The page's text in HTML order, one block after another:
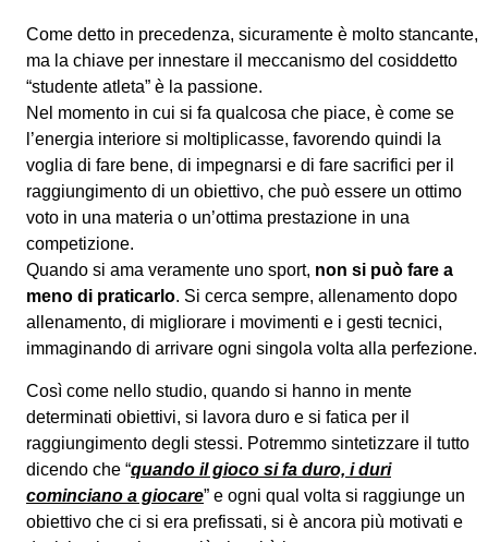
Come detto in precedenza, sicuramente è molto stancante,
ma la chiave per innestare il meccanismo del cosiddetto
“studente atleta” è la passione.
Nel momento in cui si fa qualcosa che piace, è come se
l’energia interiore si moltiplicasse, favorendo quindi la
voglia di fare bene, di impegnarsi e di fare sacrifici per il
raggiungimento di un obiettivo, che può essere un ottimo
voto in una materia o un’ottima prestazione in una
competizione.
Quando si ama veramente uno sport, non si può fare a
meno di praticarlo. Si cerca sempre, allenamento dopo
allenamento, di migliorare i movimenti e i gesti tecnici,
immaginando di arrivare ogni singola volta alla perfezione.
Così come nello studio, quando si hanno in mente
determinati obiettivi, si lavora duro e si fatica per il
raggiungimento degli stessi. Potremmo sintetizzare il tutto
dicendo che “quando il gioco si fa duro, i duri
cominciano a giocare” e ogni qual volta si raggiunge un
obiettivo che ci si era prefissati, si è ancora più motivati e